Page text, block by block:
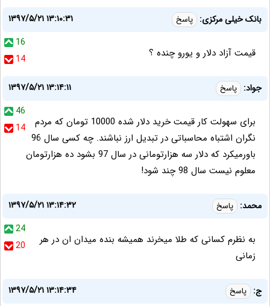
بانک خیلی مرکزی: پاسخ
۱۳۹۷/۵/۲۱ ۱۳:۱۰:۳۱
16
14
قیمت آزاد دلار و یورو چنده ؟
جواد: پاسخ
۱۳۹۷/۵/۲۱ ۱۳:۱۴:۱۱
46
14
برای سهولت کار قیمت خرید دلار شده 10000 تومان که مردم
نگران اشتباه محاسباتی در تبدیل ارز نباشند. چه کسی سال 96
باورمیکرد که دلار سه هزارتومانی در سال 97 بشود ده هزارتومان
معلوم نیست سال 98 چند شود!
محمد: پاسخ
۱۳۹۷/۵/۲۱ ۱۳:۱۴:۳۲
24
20
به نظرم کسانی که طلا میخرند همیشه بنده میدان ان در هر
زمانی
ج: پاسخ
۱۳۹۷/۵/۲۱ ۱۳:۱۴:۳۴